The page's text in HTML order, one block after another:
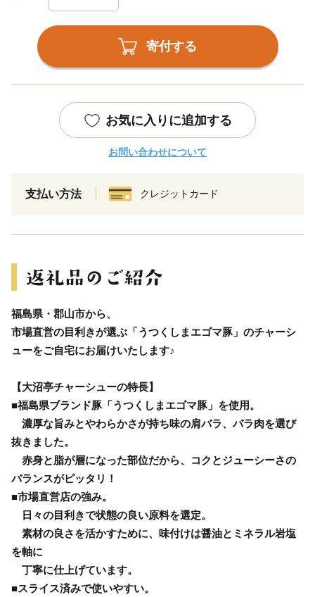
寄付する
お気に入りに追加する
お問い合わせについて
支払い方法 クレジットカード
福島県・郡山市から、
市場直営の目利きが選ぶ「うつくしまエゴマ豚」のチャーシ
ューをご自宅にお届けいたします♪
【大沼亭チャーシューの特長】
■福島県ブランド豚「うつくしまエゴマ豚」を使用。
濃厚な旨みとやわらかさが持ち味の肩バラ、バラ肉を選び
抜きました。
赤身と脂が層になった部位だから、コクとジューシーさの
バランスがピッタリ！
■市場直営店の強み。
日々の目利きで状態の良い原料を選定。
素材の良さを活かすために、味付けは醤油とミネラル岩塩
を軸に
丁寧に仕上げています。
■スライス済みで使いやすい。